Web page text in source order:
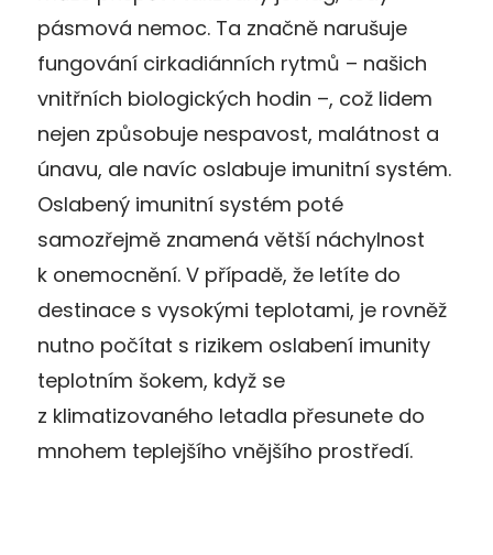
pásmová nemoc. Ta značně narušuje
fungování cirkadiánních rytmů – našich
vnitřních biologických hodin –, což lidem
nejen způsobuje nespavost, malátnost a
únavu, ale navíc oslabuje imunitní systém.
Oslabený imunitní systém poté
samozřejmě znamená větší náchylnost
k onemocnění. V případě, že letíte do
destinace s vysokými teplotami, je rovněž
nutno počítat s rizikem oslabení imunity
teplotním šokem, když se
z klimatizovaného letadla přesunete do
mnohem teplejšího vnějšího prostředí.